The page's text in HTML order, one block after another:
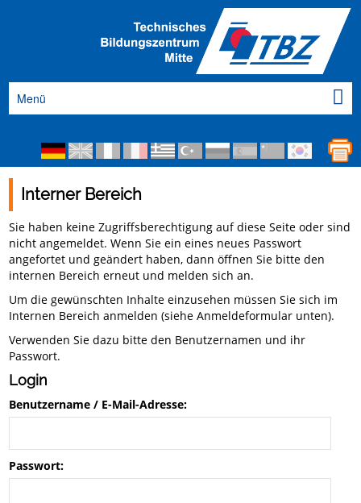
Menü
Interner Bereich
Sie haben keine Zugriffsberechtigung auf diese Seite oder sind
nicht angemeldet. Wenn Sie ein eines neues Passwort
angefortet und geändert haben, dann öffnen Sie bitte den
internen Bereich erneut und melden sich an.
Um die gewünschten Inhalte einzusehen müssen Sie sich im
Internen Bereich anmelden (siehe Anmeldeformular unten).
Verwenden Sie dazu bitte den Benutzernamen und ihr
Passwort.
Login
Benutzername / E-Mail-Adresse:
Passwort: